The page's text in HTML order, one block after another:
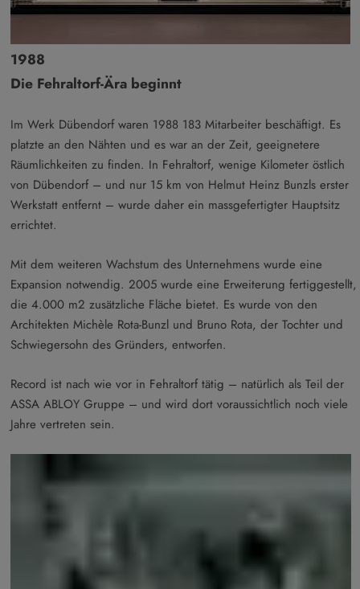
1988
Die Fehraltorf-Ära beginnt
Im Werk Dübendorf waren 1988 183 Mitarbeiter beschäftigt. Es
platzte an den Nähten und es war an der Zeit, geeignetere
Räumlichkeiten zu finden. In Fehraltorf, wenige Kilometer östlich
von Dübendorf – und nur 15 km von Helmut Heinz Bunzls erster
Werkstatt entfernt – wurde daher ein massgefertigter Hauptsitz
errichtet.
Mit dem weiteren Wachstum des Unternehmens wurde eine
Expansion notwendig. 2005 wurde eine Erweiterung fertiggestellt,
die 4.000 m2 zusätzliche Fläche bietet. Es wurde von den
Architekten Michèle Rota-Bunzl und Bruno Rota, der Tochter und
Schwiegersohn des Gründers, entworfen.
Record ist nach wie vor in Fehraltorf tätig – natürlich als Teil der
ASSA ABLOY Gruppe – und wird dort voraussichtlich noch viele
Jahre vertreten sein.